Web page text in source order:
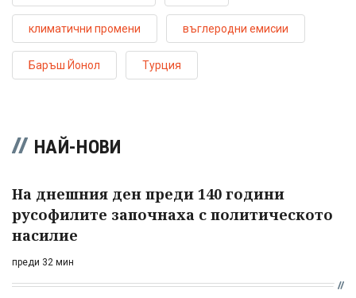
климатични промени въглеродни емисии
Баръш Йонол Турция
НАЙ-НОВИ
На днешния ден преди 140 години
русофилите започнаха с политическото
насилие
преди 32 мин